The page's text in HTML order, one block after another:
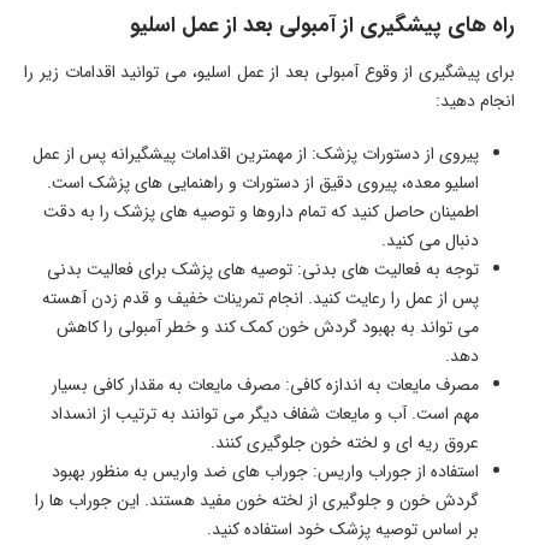
راه های پیشگیری از آمبولی بعد از عمل اسلیو
برای پیشگیری از وقوع آمبولی بعد از عمل اسلیو، می‌ توانید اقدامات زیر را
انجام دهید:
پیروی از دستورات پزشک: از مهمترین اقدامات پیشگیرانه پس از عمل
اسلیو معده، پیروی دقیق از دستورات و راهنمایی ‌های پزشک است.
اطمینان حاصل کنید که تمام داروها و توصیه‌ های پزشک را به دقت
دنبال می‌ کنید.
توجه به فعالیت ‌های بدنی: توصیه‌ های پزشک برای فعالیت بدنی
پس از عمل را رعایت کنید. انجام تمرینات خفیف و قدم ‌زدن آهسته
می ‌تواند به بهبود گردش خون کمک کند و خطر آمبولی را کاهش
دهد.
مصرف مایعات به اندازه کافی: مصرف مایعات به مقدار کافی بسیار
مهم است. آب و مایعات شفاف دیگر می‌ توانند به ترتیب از انسداد
عروق ریه‌ ای و لخته‌ خون جلوگیری کنند.
استفاده از جوراب واریس: جوراب های ضد واریس به منظور بهبود
گردش خون و جلوگیری از لخته خون مفید هستند. این جوراب‌ ها را
بر اساس توصیه پزشک خود استفاده کنید.